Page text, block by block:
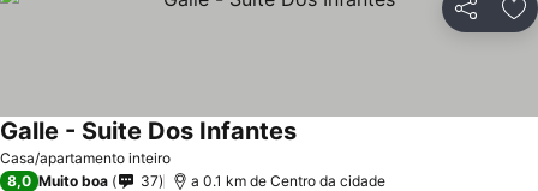
Partilhar
Casa/apartamento inteiro
Galle - Suite Dos Infantes
8,0 Muito boa 37 a 0.1 km de Centro da cidade